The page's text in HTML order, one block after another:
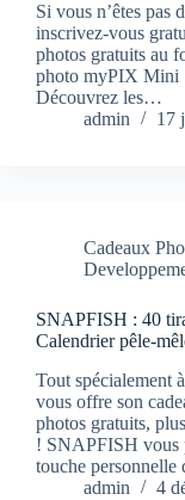
Si vous n’êtes pas
inscrivez-vous
photos gratuits au
photo myPIX
Découvrez les…
admin
17
Cadeaux
SNAPFISH : 40
Calendrier pêle-
Tout spécialement
vous offre son
photos gratuits,
! SNAPFISH vous
touche
admin
4